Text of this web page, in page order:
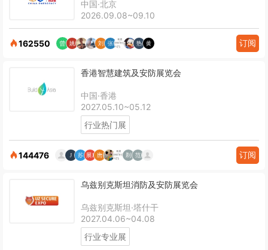
中国·北京
2026.09.08~09.10
162550 订阅
香港智慧建筑及安防展览会
中国·香港
2027.05.10~05.12
行业热门展
144476 订阅
乌兹别克斯坦消防及安防展览会
乌兹别克斯坦·塔什干
2027.04.06~04.08
行业专业展